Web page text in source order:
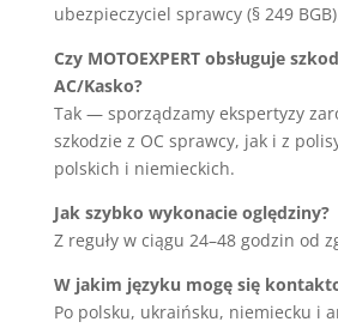
ubezpieczyciel sprawcy (§ 249
Czy MOTOEXPERT obsługuje
AC/Kasko?
Tak — sporządzamy ekspertyzy
szkodzie z OC sprawcy, jak i z
polskich i niemieckich.
Jak szybko wykonacie oględziny?
Z reguły w ciągu 24–48 godzin od
W jakim języku mogę się
Po polsku, ukraińsku, niemiecku i